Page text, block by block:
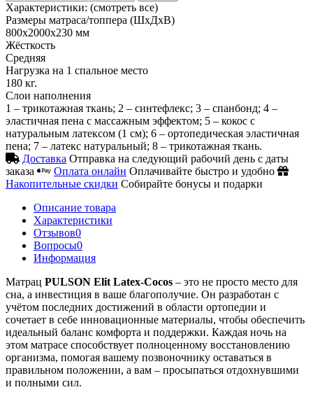
Характеристики: (смотреть все)
Размеры матраса/топпера (ШхДхВ)
800х2000х230 мм
Жёсткость
Средняя
Нагрузка на 1 спальное место
180 кг.
Слои наполнения
1 – трикотажная ткань; 2 – синтефлекс; 3 – спанбонд; 4 –
эластичная пена с массажным эффектом; 5 – кокос с
натуральным латексом (1 см); 6 – ортопедическая эластичная
пена; 7 – латекс натуральный; 8 – трикотажная ткань.
Доставка Отправка на следующий рабочий день с даты
заказа
Оплата онлайн Оплачивайте быстро и удобно
Накопительные скидки Собирайте бонусы и подарки
Описание товара
Характеристики
Отзывов0
Вопросы0
Информация
Матрац PULSON Elit Latex-Cocos – это не просто место для
сна, а инвестиция в ваше благополучие. Он разработан с
учётом последних достижений в области ортопедии и
сочетает в себе инновационные материалы, чтобы обеспечить
идеальный баланс комфорта и поддержки. Каждая ночь на
этом матрасе способствует полноценному восстановлению
организма, помогая вашему позвоночнику оставаться в
правильном положении, а вам – просыпаться отдохнувшими
и полными сил.